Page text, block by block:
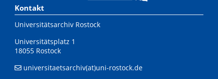
Kontakt
Universitätsarchiv Rostock
Universitätsplatz 1
18055 Rostock
universitaetsarchiv(at)uni-rostock.de